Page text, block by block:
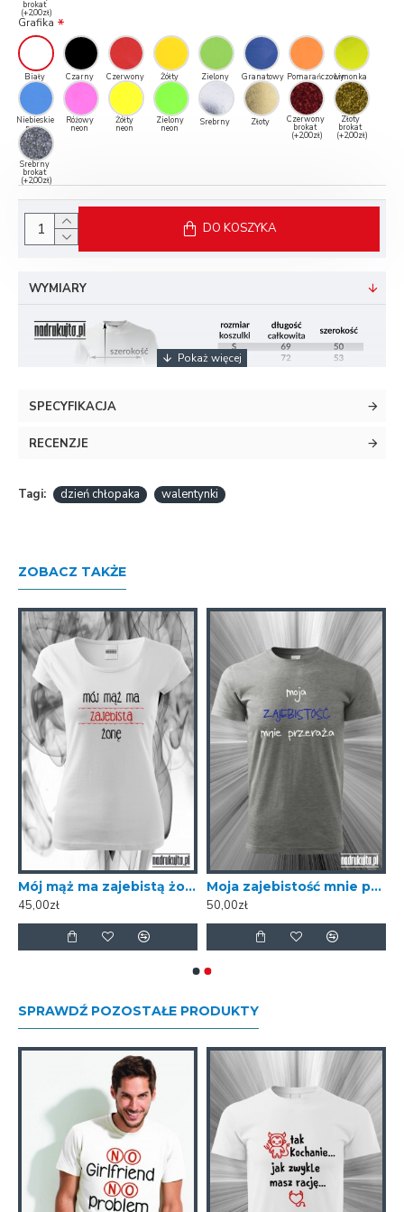
brokat
(+2,00zł)
Grafika
Biały Czarny Czerwony Żółty Zielony Granatowy PomarańczowyLimonka
Niebieskie
neon
Różowy
neon
Żółty
neon
Zielony
neon
Srebrny Złoty Czerwony
brokat
(+2,00zł)
Złoty
brokat
(+2,00zł)
Srebrny
brokat
(+2,00zł)
DO KOSZYKA
WYMIARY
SPECYFIKACJA
RECENZJE
Tagi: dzień chłopaka walentynki
ZOBACZ TAKŻE
Mój mąż ma zajebistą żonę - Koszulka z nadrukiem
45,00zł
Moja zajebistość mnie przeraża - Koszulka z nadrukiem
50,00zł
SPRAWDŹ POZOSTAŁE PRODUKTY